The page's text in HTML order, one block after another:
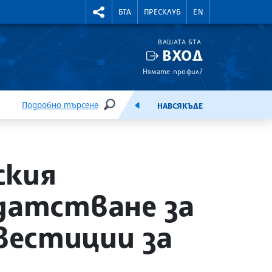
КУРСОВЕ RIGHTMENU.SOCIAL
БТА ПРЕСКЛУБ EN
ВАШАТА БТА
ВХОД
Нямате профил?
Подробно търсене
ТЪРСЕНЕЕМИСИЯНАВСЯКЪДЕ
за
за